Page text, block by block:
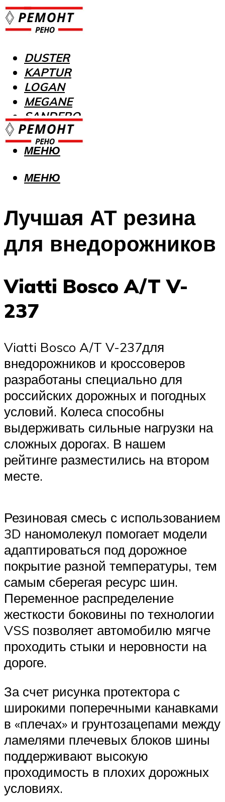
DUSTER
KAPTUR
LOGAN
MEGANE
SANDERO
МЕНЮ
МЕНЮ
Лучшая АТ резина
для внедорожников
Viatti Bosco A/T V-
237
Viatti Bosco A/T V-237для
внедорожников и кроссоверов
разработаны специально для
российских дорожных и погодных
условий. Колеса способны
выдерживать сильные нагрузки на
сложных дорогах. В нашем
рейтинге разместились на втором
месте.
Резиновая смесь с использованием
3D наномолекул помогает модели
адаптироваться под дорожное
покрытие разной температуры, тем
самым сберегая ресурс шин.
Переменное распределение
жесткости боковины по технологии
VSS позволяет автомобилю мягче
проходить стыки и неровности на
дороге.
За счет рисунка протектора с
широкими поперечными канавками
в «плечах» и грунтозацепами между
ламелями плечевых блоков шины
поддерживают высокую
проходимость в плохих дорожных
условиях.